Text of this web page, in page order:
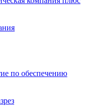
по обеспечению